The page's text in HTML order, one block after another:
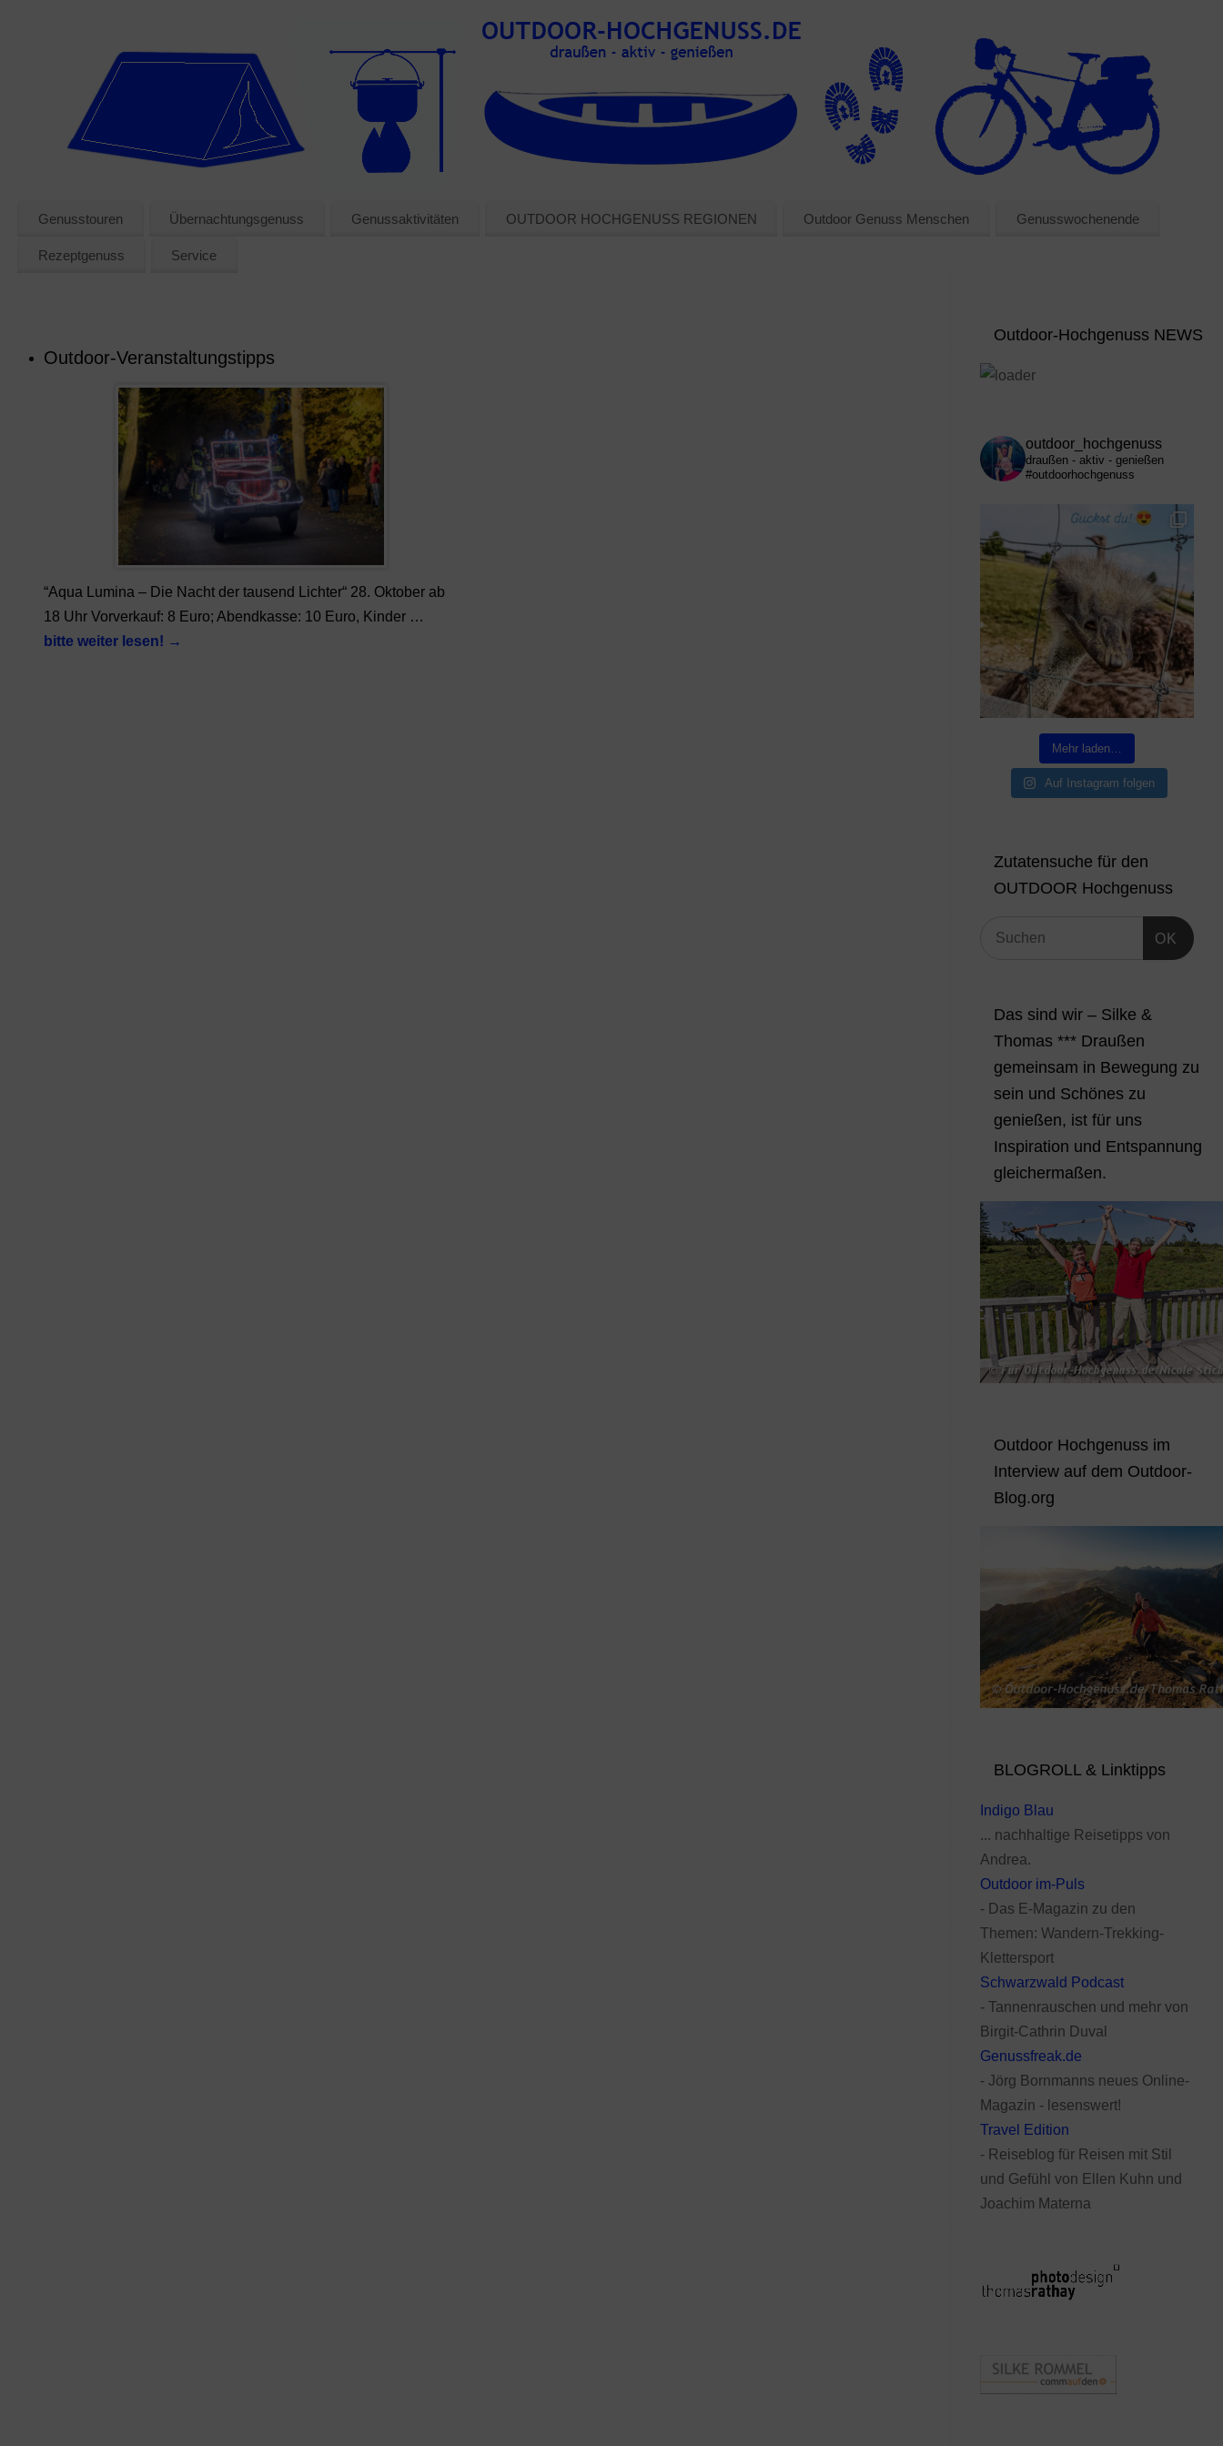
Genusstouren Übernachtungsgenuss Genussaktivitäten OUTDOOR HOCHGENUSS REGIONEN Outdoor Genuss Menschen Genusswochenende
Rezeptgenuss Service
Outdoor-Veranstaltungstipps
“Aqua Lumina – Die Nacht der tausend Lichter“ 28. Oktober ab
18 Uhr Vorverkauf: 8 Euro; Abendkasse: 10 Euro, Kinder …
bitte weiter lesen! →
Outdoor-Hochgenuss NEWS
outdoor_hochgenuss
draußen - aktiv - genießen
#outdoorhochgenuss
Mehr laden…
Auf Instagram folgen
Zutatensuche für den
OUTDOOR Hochgenuss
OK
Das sind wir – Silke &
Thomas *** Draußen
gemeinsam in Bewegung zu
sein und Schönes zu
genießen, ist für uns
Inspiration und Entspannung
gleichermaßen.
Outdoor Hochgenuss im
Interview auf dem Outdoor-
Blog.org
BLOGROLL & Linktipps
Indigo Blau
... nachhaltige Reisetipps von
Andrea.
Outdoor im-Puls
- Das E-Magazin zu den
Themen: Wandern-Trekking-
Klettersport
Schwarzwald Podcast
- Tannenrauschen und mehr von
Birgit-Cathrin Duval
Genussfreak.de
- Jörg Bornmanns neues Online-
Magazin - lesenswert!
Travel Edition
- Reiseblog für Reisen mit Stil
und Gefühl von Ellen Kuhn und
Joachim Materna